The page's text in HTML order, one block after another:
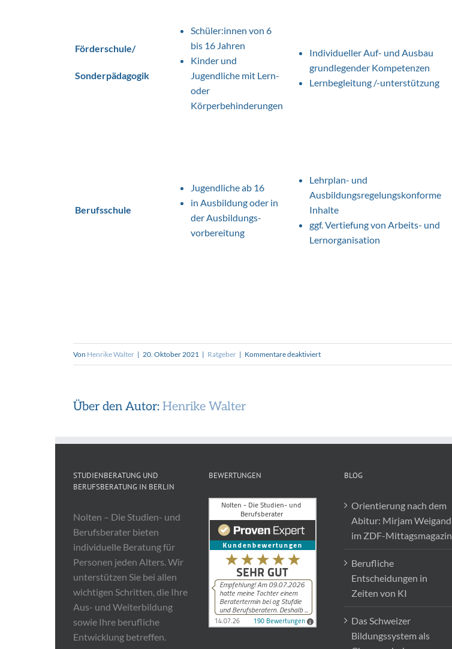
Förderschule/
Sonderpädagogik
Schüler:innen von 6
bis 16 Jahren
Kinder und
Jugendliche mit Lern-
oder
Körperbehinderungen
Individueller Auf- und Ausbau
grundlegender Kompetenzen
Lernbegleitung /-unterstützung
Berufsschule
Jugendliche ab 16
in Ausbildung oder in
der Ausbildungs-
vorbereitung
Lehrplan- und
Ausbildungsregelungskonforme
Inhalte
ggf. Vertiefung von Arbeits- und
Lernorganisation
Von Henrike Walter | 20. Oktober 2021 | Ratgeber | Kommentare deaktiviertfür
Über den Autor: Henrike Walter
STUDIENBERATUNG UND
BERUFSBERATUNG IN BERLIN
Nolten – Die Studien- und
Berufsberater bieten
individuelle Beratung für
Personen jeden Alters. Wir
unterstützen Sie bei allen
wichtigen Schritten, die Ihre
Aus- und Weiterbildung
sowie Ihre berufliche
Entwicklung betreffen.
BEWERTUNGEN BLOG
Orientierung nach dem
Abitur: Mirjam Weigand
im ZDF-Mittagsmagazin
Berufliche
Entscheidungen in
Zeiten von KI
Das Schweizer
Bildungssystem als